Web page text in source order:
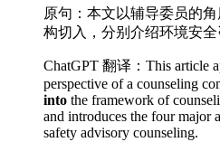
原句：本文以辅导委员的
构切入，分别介绍环境安全
ChatGPT 翻译：This article
perspective of a counseling
into the framework of
and introduces the four major
safety advisory counseling.